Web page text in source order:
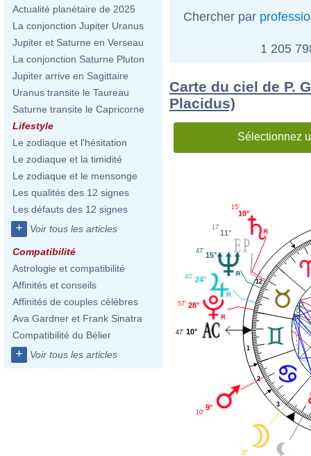
Actualité planétaire de 2025
La conjonction Jupiter Uranus
Jupiter et Saturne en Verseau
La conjonction Saturne Pluton
Jupiter arrive en Sagittaire
Uranus transite le Taureau
Saturne transite le Capricorne
Lifestyle
Le zodiaque et l'hésitation
Le zodiaque et la timidité
Le zodiaque et le mensonge
Les qualités des 12 signes
Les défauts des 12 signes
+ Voir tous les articles
Compatibilité
Astrologie et compatibilité
Affinités et conseils
Affinités de couples célèbres
Ava Gardner et Frank Sinatra
Compatibilité du Bélier
+ Voir tous les articles
Chercher par
1 205
Carte du ciel de P.
Placidus)
Sélectionnez
1
2
3
12
10°
15'
11°
17'
15°
47'
24°
40'
28°
57'
10°
47'
9°
10'
0°